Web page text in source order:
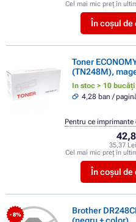
Cel mai mic preț în
În coșul
Toner
(TN248M),
In stoc > 10 bucăți
4,28 ban /
35,37
Cel mai mic preț în
În coșul
Pentru ce
- 8%
Brother